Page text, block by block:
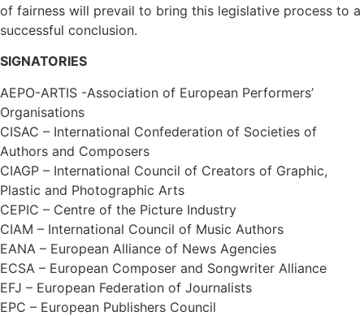
of fairness will prevail to bring this legislative process to a
successful conclusion.
SIGNATORIES
AEPO-ARTIS -Association of European Performers’
Organisations
CISAC – International Confederation of Societies of
Authors and Composers
CIAGP – International Council of Creators of Graphic,
Plastic and Photographic Arts
CEPIC – Centre of the Picture Industry
CIAM – International Council of Music Authors
EANA – European Alliance of News Agencies
ECSA – European Composer and Songwriter Alliance
EFJ – European Federation of Journalists
EPC – European Publishers Council